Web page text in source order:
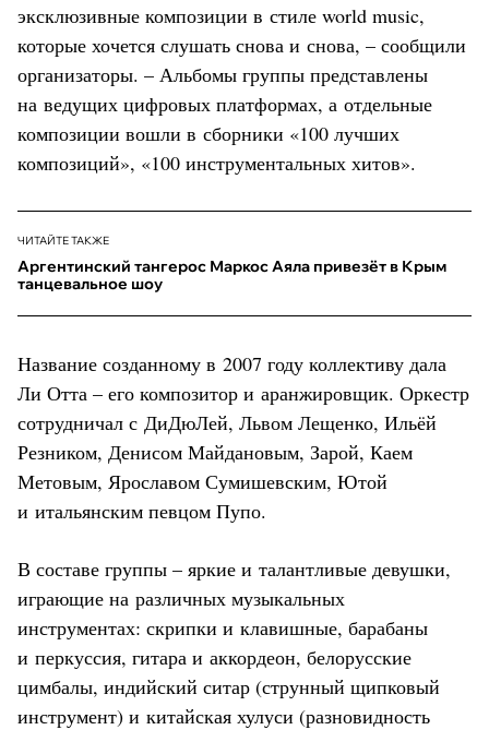
эксклюзивные композиции в стиле world music,
которые хочется слушать снова и снова, – сообщили
организаторы. – Альбомы группы представлены
на ведущих цифровых платформах, а отдельные
композиции вошли в сборники «100 лучших
композиций», «100 инструментальных хитов».
ЧИТАЙТЕ ТАКЖЕ
Аргентинский тангерос Маркос Аяла привезёт в Крым
танцевальное шоу
Название созданному в 2007 году коллективу дала
Ли Отта – его композитор и аранжировщик. Оркестр
сотрудничал с ДиДюЛей, Львом Лещенко, Ильёй
Резником, Денисом Майдановым, Зарой, Каем
Метовым, Ярославом Сумишевским, Ютой
и итальянским певцом Пупо.
В составе группы – яркие и талантливые девушки,
играющие на различных музыкальных
инструментах: скрипки и клавишные, барабаны
и перкуссия, гитара и аккордеон, белорусские
цимбалы, индийский ситар (струнный щипковый
инструмент) и китайская хулуси (разновидность